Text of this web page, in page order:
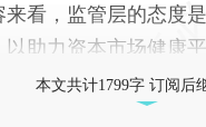
看，监管层的态度
助力资本市场健康平
本文共计1799字 订阅后